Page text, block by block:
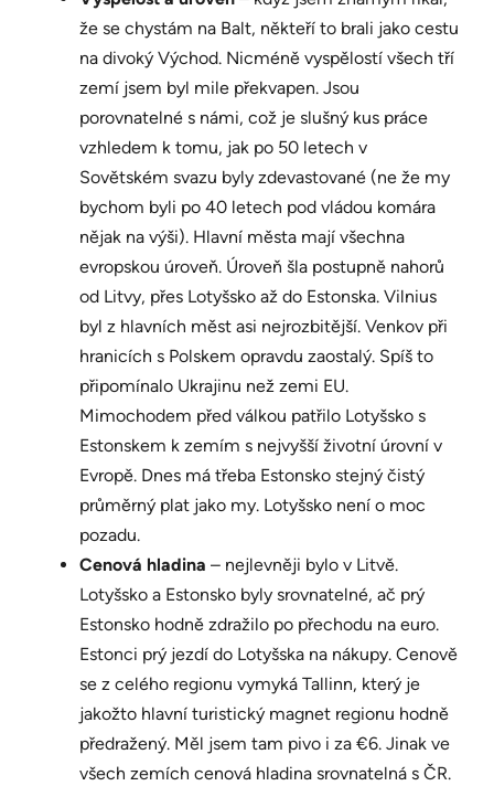
že se chystám na Balt, někteří to brali jako cestu
na divoký Východ. Nicméně vyspělostí všech tří
zemí jsem byl mile překvapen. Jsou
porovnatelné s námi, což je slušný kus práce
vzhledem k tomu, jak po 50 letech v
Sovětském svazu byly zdevastované (ne že my
bychom byli po 40 letech pod vládou komára
nějak na výši). Hlavní města mají všechna
evropskou úroveň. Úroveň šla postupně nahorů
od Litvy, přes Lotyšsko až do Estonska. Vilnius
byl z hlavních měst asi nejrozbitější. Venkov při
hranicích s Polskem opravdu zaostalý. Spíš to
připomínalo Ukrajinu než zemi EU.
Mimochodem před válkou patřilo Lotyšsko s
Estonskem k zemím s nejvyšší životní úrovní v
Evropě. Dnes má třeba Estonsko stejný čistý
průměrný plat jako my. Lotyšsko není o moc
pozadu.
Cenová hladina – nejlevněji bylo v Litvě.
Lotyšsko a Estonsko byly srovnatelné, ač prý
Estonsko hodně zdražilo po přechodu na euro.
Estonci prý jezdí do Lotyšska na nákupy. Cenově
se z celého regionu vymyká Tallinn, který je
jakožto hlavní turistický magnet regionu hodně
předražený. Měl jsem tam pivo i za €6. Jinak ve
všech zemích cenová hladina srovnatelná s ČR.